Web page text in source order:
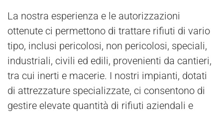
La nostra esperienza e le autorizzazioni
ottenute ci permettono di trattare rifiuti di vario
tipo, inclusi pericolosi, non pericolosi, speciali,
industriali, civili ed edili, provenienti da cantieri,
tra cui inerti e macerie. I nostri impianti, dotati
di attrezzature specializzate, ci consentono di
gestire elevate quantità di rifiuti aziendali e